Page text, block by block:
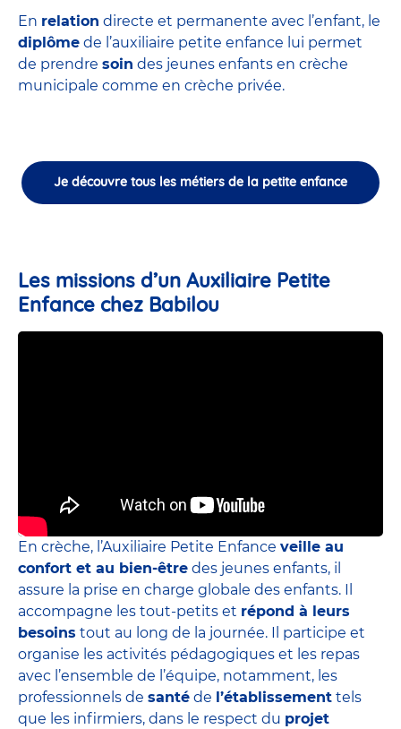
En relation directe et permanente avec l’enfant, le
diplôme de l’auxiliaire petite enfance lui permet
de prendre soin des jeunes enfants en crèche
municipale comme en crèche privée.
Je découvre tous les métiers de la petite enfance
Les missions d’un Auxiliaire Petite
Enfance chez Babilou
En crèche, l’Auxiliaire Petite Enfance veille au
confort et au bien-être des jeunes enfants, il
assure la prise en charge globale des enfants. Il
accompagne les tout-petits et répond à leurs
besoins tout au long de la journée. Il participe et
organise les activités pédagogiques et les repas
avec l’ensemble de l’équipe, notamment, les
professionnels de santé de l’établissement tels
que les infirmiers, dans le respect du projet